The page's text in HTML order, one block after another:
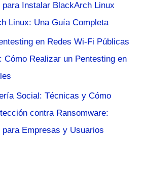
Instalar BlackArch Linux
Linux: Una Guía Completa
en Redes Wi-Fi Públicas
Cómo Realizar un Pentesting en
Social: Técnicas y Cómo
contra Ransomware:
Empresas y Usuarios